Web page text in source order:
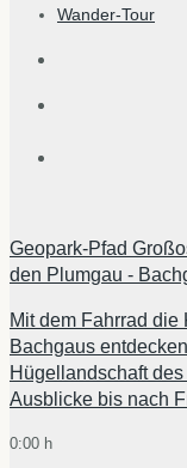
Wander-Tour
Geopark-Pfad
den Plumgau -
Mit dem Fahrrad
Bachgaus
Hügellandschaft
Ausblicke bis nach
0:00 h